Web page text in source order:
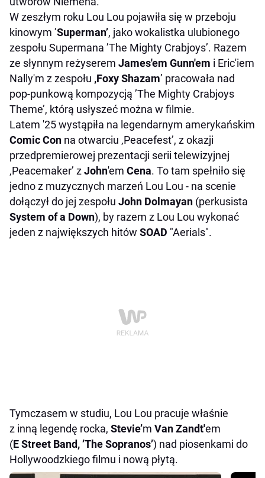
W zeszłym roku Lou Lou pojawiła się w przeboju
kinowym ’Superman’, jako wokalistka ulubionego
zespołu Supermana ’The Mighty Crabjoys’. Razem
ze słynnym reżyserem James'em Gunn'em i Eric'iem
Nally'm z zespołu ‚Foxy Shazam’ pracowała nad
pop-punkową kompozycją ’The Mighty Crabjoys
Theme’, którą usłyszeć można w filmie.
Latem '25 wystąpiła na legendarnym amerykańskim
Comic Con na otwarciu ‚Peacefest’, z okazji
przedpremierowej prezentacji serii telewizyjnej
‚Peacemaker’ zJohn'em Cena. To tam spełniło się
jedno z muzycznych marzeń Lou Lou - na scenie
dołączył do jej zespołu John Dolmayan (perkusista
System of a Down), by razem z Lou Lou wykonać
jeden z największych hitów SOAD "Aerials".
Tymczasem w studiu, Lou Lou pracuje właśnie
z inną legendę rocka, Stevie’m Van Zandt'em
(E Street Band, ’The Sopranos’) nad piosenkami do
Hollywoodzkiego filmu i nową płytą.